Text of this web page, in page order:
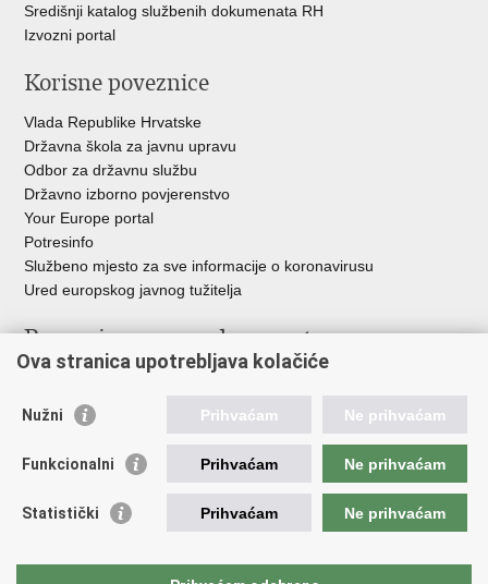
Središnji katalog službenih dokumenata RH
Izvozni portal
Korisne poveznice
Vlada Republike Hrvatske
Državna škola za javnu upravu
Odbor za državnu službu
Državno izborno povjerenstvo
Your Europe portal
Potresinfo
Službeno mjesto za sve informacije o koronavirusu
Ured europskog javnog tužitelja
Poveznice pravosudnog sustava
Državno odvjetništvo
Ured za suzbijanje korupcije i organiziranog kriminaliteta
Državnoodvjetničko vijeće
Hrvatska odvjetnička komora
Europski pravosudni portal
Ova stranica upotrebljava kolačiće
Nužni Prihvaćam Ne prihvaćam
Funkcionalni Prihvaćam Ne prihvaćam
Statistički Prihvaćam Ne prihvaćam